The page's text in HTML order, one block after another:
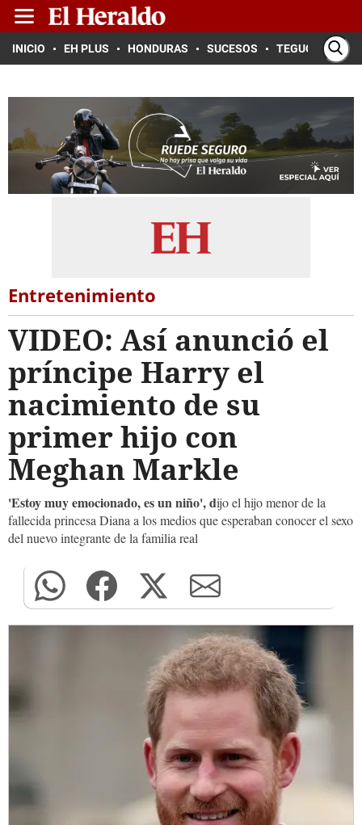
INICIO EH PLUS HONDURAS SUCESOS TEGUCIGALPA
Entretenimiento
VIDEO: Así anunció el
príncipe Harry el
nacimiento de su
primer hijo con
Meghan Markle
'Estoy muy emocionado, es un niño', dijo el hijo menor de la
fallecida princesa Diana a los medios que esperaban conocer el sexo
del nuevo integrante de la familia real